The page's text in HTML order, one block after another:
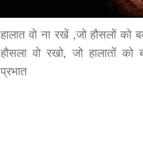
हालात वो ना रखें ,जो हौसलों को
हौसला वो रखो, जो हालातों
प्रभात